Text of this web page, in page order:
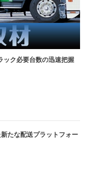
ック必要台数の迅速把握
たな配送プラットフォー